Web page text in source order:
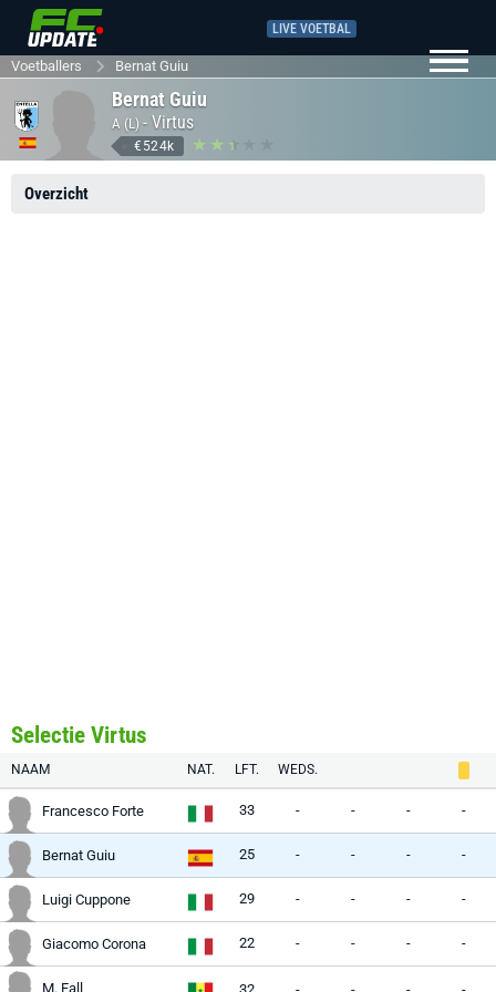
LIVE VOETBAL
Voetballers Bernat Guiu
Bernat Guiu
A (L) - Virtus
€524k
Overzicht
Selectie Virtus
NAAM NAT. LFT. WEDS.
Francesco Forte 33 - - - -
Bernat Guiu 25 - - - -
Luigi Cuppone 29 - - - -
Giacomo Corona 22 - - - -
M. Fall